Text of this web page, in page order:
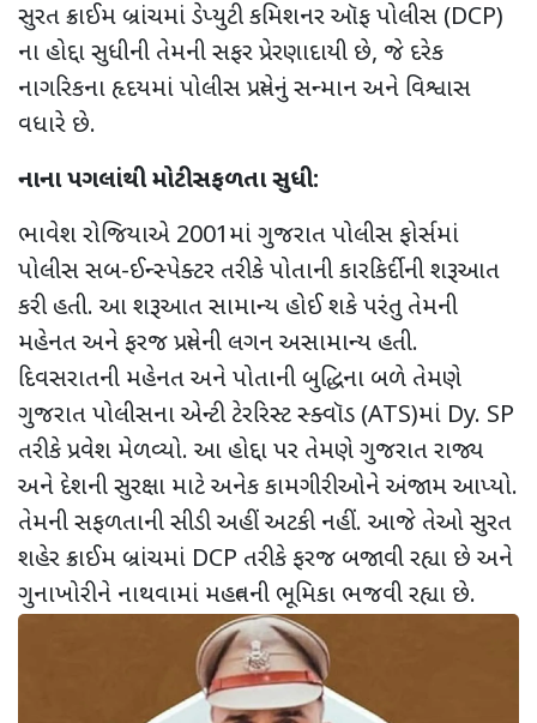
સુરત ક્રાઈમ બ્રાંચમાં ડેપ્યુટી કમિશનર ઑફ પોલીસ (DCP)
ના હોદ્દા સુધીની તેમની સફર પ્રેરણાદાયી છે, જે દરેક
નાગરિકના હૃદયમાં પોલીસ પ્રત્યેનું સન્માન અને વિશ્વાસ
વધારે છે.
નાના પગલાંથી મોટી સફળતા સુધી:
ભાવેશ રોજિયાએ 2001માં ગુજરાત પોલીસ ફોર્સમાં
પોલીસ સબ-ઈન્સ્પેક્ટર તરીકે પોતાની કારકિર્દીની શરૂઆત
કરી હતી. આ શરૂઆત સામાન્ય હોઈ શકે પરંતુ તેમની
મહેનત અને ફરજ પ્રત્યેની લગન અસામાન્ય હતી.
દિવસરાતની મહેનત અને પોતાની બુદ્ધિના બળે તેમણે
ગુજરાત પોલીસના એન્ટી ટેરરિસ્ટ સ્ક્વૉડ (ATS)માં Dy. SP
તરીકે પ્રવેશ મેળવ્યો. આ હોદ્દા પર તેમણે ગુજરાત રાજ્ય
અને દેશની સુરક્ષા માટે અનેક કામગીરીઓને અંજામ આપ્યો.
તેમની સફળતાની સીડી અહીં અટકી નહીં. આજે તેઓ સુરત
શહેર ક્રાઈમ બ્રાંચમાં DCP તરીકે ફરજ બજાવી રહ્યા છે અને
ગુનાખોરીને નાથવામાં મહત્વની ભૂમિકા ભજવી રહ્યા છે.